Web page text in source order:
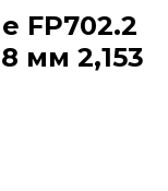
FP702.2
мм 2,153